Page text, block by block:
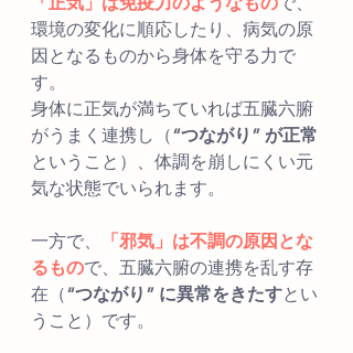
環境の変化に順応したり、病気の原
因となるものから身体を守る力で
す。
身体に正気が満ちていれば五臓六腑
がうまく連携し（“つながり” が正常
ということ）、体調を崩しにくい元
気な状態でいられます。
一方で、
「邪気」は不調の原因とな
るもので、五臓六腑の連携を乱す存
在（“つながり” に異常をきたすとい
うこと）です。